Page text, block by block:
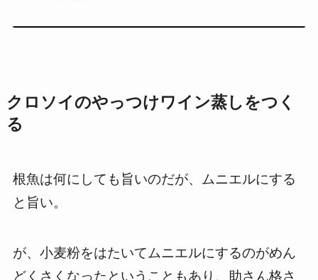
クロソイのやっつけワイン蒸しをつく
る
根魚は何にしても旨いのだが、ムニエルにする
と旨い。
が、小麦粉をはたいてムニエルにするのがめん
どくさくなったということもあり、助さん格さ